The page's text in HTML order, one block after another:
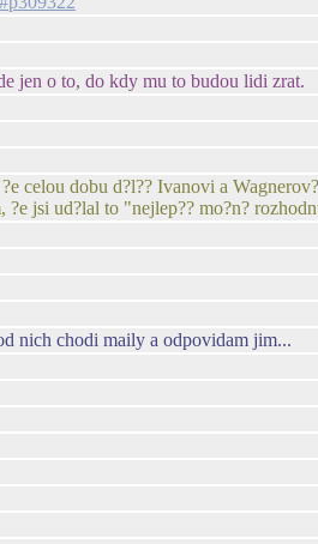
jen o to, do kdy mu to budou lidi zrat.
celou dobu d?l?? Ivanovi a
?e jsi ud?lal to "nejlep?? mo?n?
nich chodi maily a odpovidam jim...